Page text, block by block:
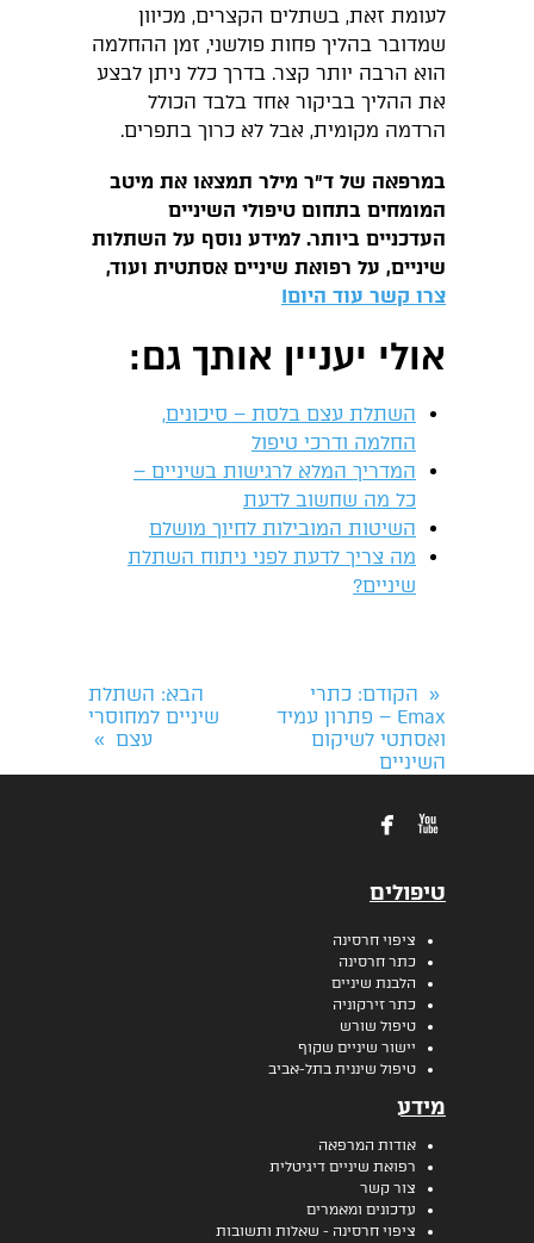
לעומת זאת, בשתלים הקצרים, מכיוון
שמדובר בהליך פחות פולשני, זמן ההחלמה
הוא הרבה יותר קצר. בדרך כלל ניתן לבצע
את ההליך בביקור אחד בלבד הכולל
הרדמה מקומית, אבל לא כרוך בתפרים.
במרפאה של ד״ר מילר תמצאו את מיטב
המומחים בתחום טיפולי השיניים
העדכניים ביותר. למידע נוסף על השתלות
שיניים, על רפואת שיניים אסתטית ועוד,
צרו קשר עוד היום!
אולי יעניין אותך גם:
השתלת עצם בלסת – סיכונים,
החלמה ודרכי טיפול
המדריך המלא לרגישות בשיניים –
כל מה שחשוב לדעת
השיטות המובילות לחיוך מושלם
מה צריך לדעת לפני ניתוח השתלת
שיניים?
« הקודם: כתרי
Emax – פתרון עמיד
ואסתטי לשיקום
השיניים
הבא: השתלת
שיניים למחוסרי
עצם »
 
טיפולים
ציפוי חרסינה
כתר חרסינה
הלבנת שיניים
כתר זירקוניה
טיפול שורש
יישור שיניים שקוף
טיפול שיננית בתל-אביב
מידע
אודות המרפאה
רפואת שיניים דיגיטלית
צור קשר
עדכונים ומאמרים
ציפוי חרסינה - שאלות ותשובות